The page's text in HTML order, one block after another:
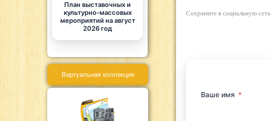
План выставочных и
культурно-массовых
мероприятий на август
2026 год
Виртуальная коллекция
Сохраните в социальную сеть
Ваше имя *